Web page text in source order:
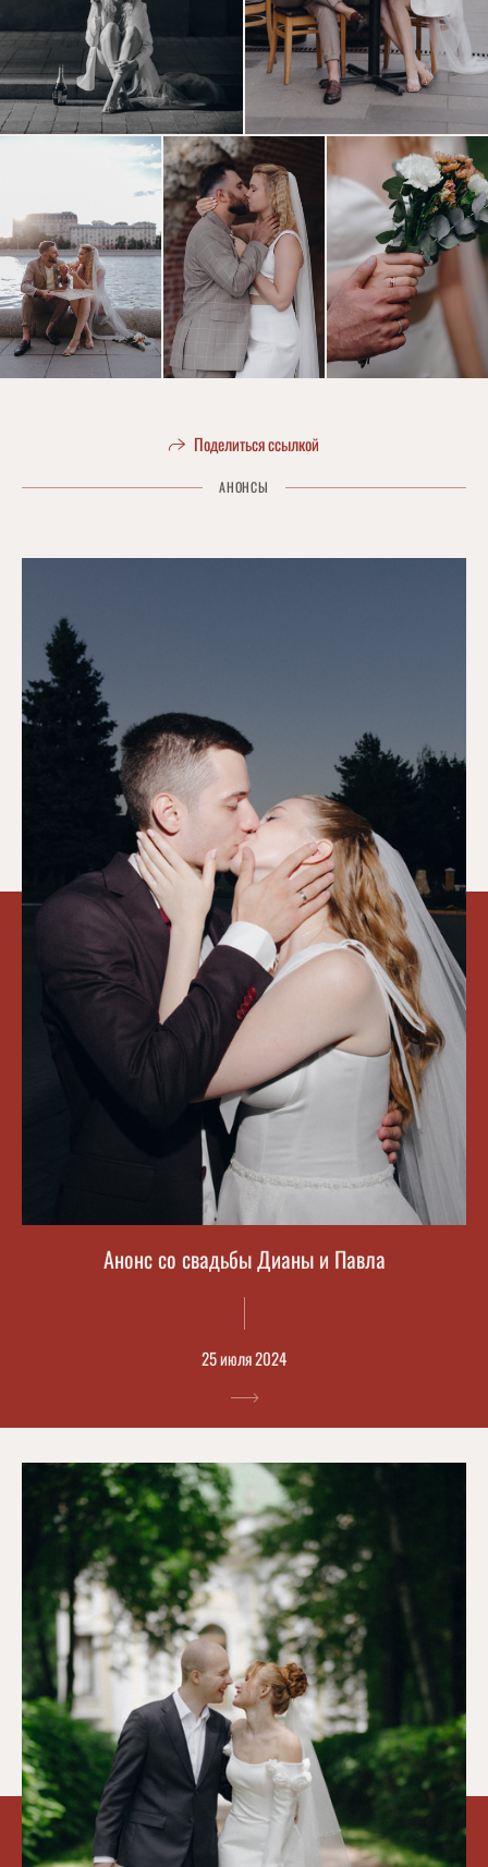
Поделиться ссылкой
АНОНСЫ
Анонс со свадьбы Дианы и Павла
25 июля 2024